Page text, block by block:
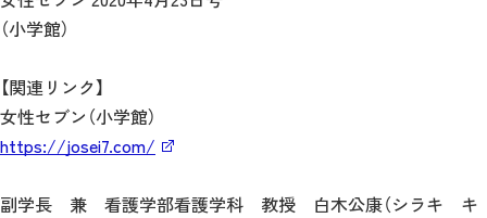
（小学館）
【関連リンク】
女性セブン（小学館）
https://josei7.com/
副学長 兼 看護学部看護学科 教授 白木公康（シラキ キ